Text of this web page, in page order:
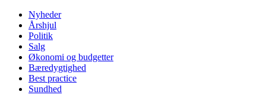
Videre
indhold
Nyheder
Årshjul
Politik
Salg
Økonomi og budgetter
Bæredygtighed
Best practice
Sundhed